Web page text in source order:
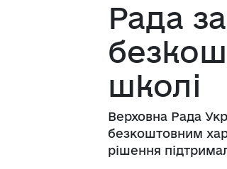
Рада
школі
Верховна Рада
безкоштовним
рішення